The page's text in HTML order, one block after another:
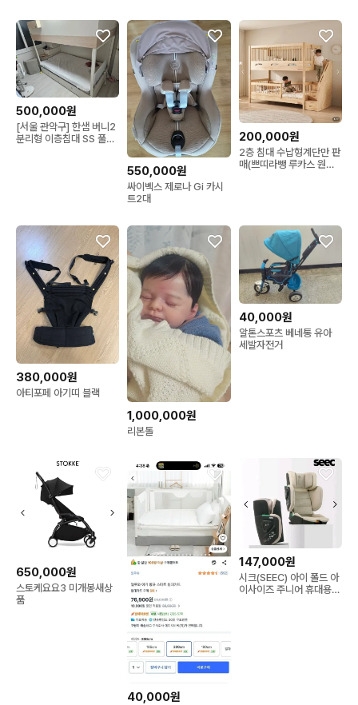
500,000원
[서울 관악구] 한샘 버니2
분리형 이층침대 SS 풀세
550,000원
싸이벡스 제로나 Gi 카시
트2대
200,000원
2층 침대 수납형계단만 판
매(쁘띠라뺑 루카스 원목
380,000원
아티포페 아기띠 블랙
1,000,000원
리본돌
40,000원
알톤스포츠 베네통 유아
세발자전거
650,000원
스토케요요3 미개봉새상
품
40,000원
147,000원
시크(SEEC) 아이 폴드 아
이사이즈 주니어 휴대용